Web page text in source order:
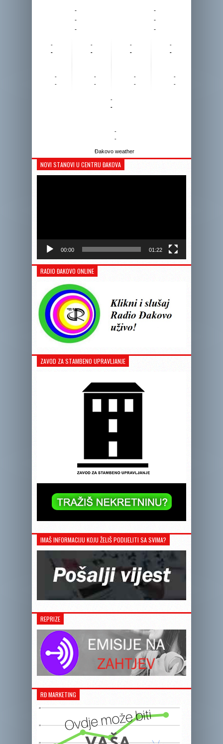
-
-
-
-
-
-
-
-
-
-
-
-
-
-
-
-
-
-
-
-
-
-
-
-
-
-
Đakovo weather
NOVI STANOVI U CENTRU ĐAKOVA
00:00 01:22
RADIO ĐAKOVO ONLINE
ZAVOD ZA STAMBENO UPRAVLJANJE
IMAŠ INFORMACIJU KOJU ŽELIŠ PODIJELITI SA SVIMA?
REPRIZE
RĐ MARKETING